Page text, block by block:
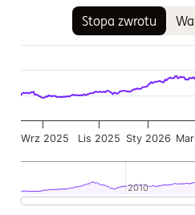
Stopa zwrotu
Wykres pokazuje historię
Wykres ma 2 osi X
Wykres ma 2 osi Y
Wrz 2025 Lis 2025 Sty 2026
2010
2010